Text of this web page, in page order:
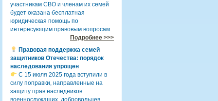
участникам СВО и членам их семей
будет оказана бесплатная
юридическая помощь по
интересующим правовым вопросам.
Подробнее >>>
Правовая поддержка семей
защитников Отечества: порядок
наследования упрощен
С 15 июля 2025 года вступили в
силу поправки, направленные на
защиту прав наследников
военнослужащих, добровольцев,